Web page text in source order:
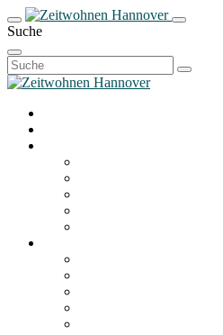
Suche
Suchen
nach: